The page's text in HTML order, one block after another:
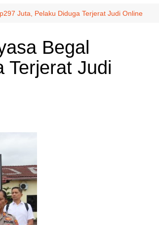
Juta, Pelaku Diduga Terjerat Judi Online
Begal
Terjerat Judi